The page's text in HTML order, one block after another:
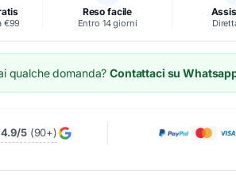
€99
Reso facile
Entro 14 giorni
qualche domanda?Contattaci su
4.9/5(90+)